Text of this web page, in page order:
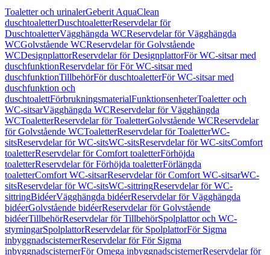
Toaletter och urinalerGeberit AquaClean
duschtoaletterDuschtoaletterReservdelar för
DuschtoaletterVägghängda WCReservdelar för Vägghängda
WCGolvstående WCReservdelar för Golvstående
WCDesignplattorReservdelar för DesignplattorFör WC-sitsar med
duschfunktionReservdelar för För WC-sitsar med
duschfunktionTillbehörFör duschtoaletterFör WC-sitsar med
duschfunktion och
duschtoalettFörbrukningsmaterialFunktionsenheterToaletter och
WC-sitsarVägghängda WCReservdelar för Vägghängda
WCToaletterReservdelar för ToaletterGolvstående WCReservdelar
för Golvstående WCToaletterReservdelar för ToaletterWC-
sitsReservdelar för WC-sitsWC-sitsReservdelar för WC-sitsComfort
toaletterReservdelar för Comfort toaletterFörhöjda
toaletterReservdelar för Förhöjda toaletterFörlängda
toaletterComfort WC-sitsarReservdelar för Comfort WC-sitsarWC-
sitsReservdelar för WC-sitsWC-sittringReservdelar för WC-
sittringBidéerVägghängda bidéerReservdelar för Vägghängda
bidéerGolvstående bidéerReservdelar för Golvstående
bidéerTillbehörReservdelar för TillbehörSpolplattor och WC-
styrningarSpolplattorReservdelar för SpolplattorFör Sigma
inbyggnadscisternerReservdelar för För Sigma
inbyggnadscisternerFör Omega inbyggnadscisternerReservdelar för